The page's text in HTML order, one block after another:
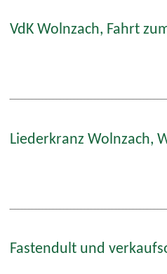
VdK Wolnzach, Fahrt
Liederkranz Wolnzach,
Fastendult und